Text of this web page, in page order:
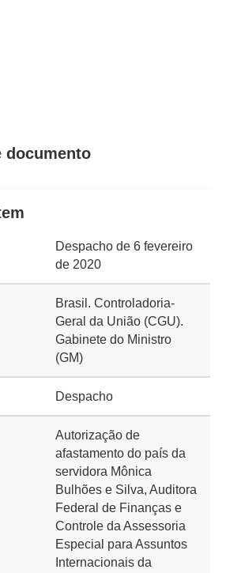
documento
Despacho de 6 fevereiro
de 2020
Brasil. Controladoria-
Geral da União (CGU).
Gabinete do Ministro
(GM)
Despacho
Autorização de
afastamento do país da
servidora Mônica
Bulhões e Silva, Auditora
Federal de Finanças e
Controle da Assessoria
Especial para Assuntos
Internacionais da